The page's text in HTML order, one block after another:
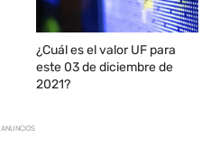
¿Cuál es el valor UF para
este 03 de diciembre de
2021?
ANUNCIOS